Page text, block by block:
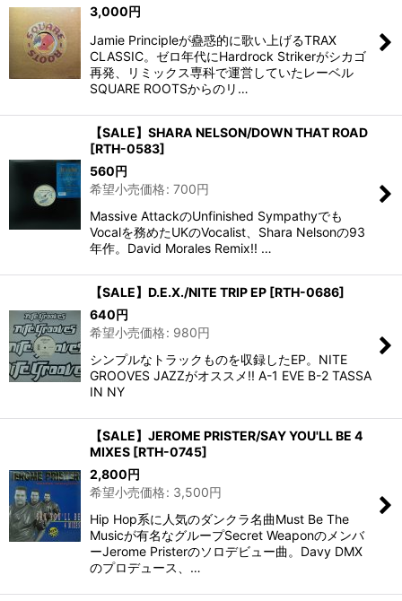
3,000円
Jamie Principleが蠱惑的に歌い上げるTRAX
CLASSIC。ゼロ年代にHardrock Strikerがシカゴ
再発、リミックス専科で運営していたレーベル
SQUARE ROOTSからのリ…
【SALE】SHARA NELSON/DOWN THAT ROAD
[RTH-0583]
560円
希望小売価格: 700円
Massive AttackのUnfinished Sympathyでも
Vocalを務めたUKのVocalist、Shara Nelsonの93
年作。David Morales Remix!! …
【SALE】D.E.X./NITE TRIP EP [RTH-0686]
640円
希望小売価格: 980円
シンプルなトラックものを収録したEP。NITE
GROOVES JAZZがオススメ!! A-1 EVE B-2 TASSA
IN NY
【SALE】JEROME PRISTER/SAY YOU'LL BE 4
MIXES [RTH-0745]
2,800円
希望小売価格: 3,500円
Hip Hop系に人気のダンクラ名曲Must Be The
Musicが有名なグループSecret Weaponのメンバ
ーJerome Pristerのソロデビュー曲。Davy DMX
のプロデュース、…